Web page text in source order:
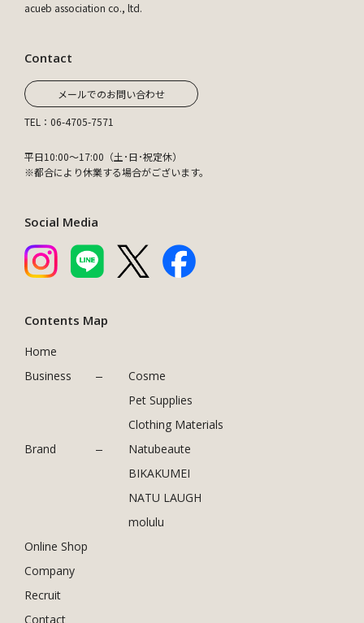
acueb association co., ltd.
Contact
メールでのお問い合わせ
TEL：06-4705-7571
平日10:00～17:00（土･日･祝定休）
※都合により休業する場合がございます。
Social Media
Contents Map
Home
Business
Cosme
Pet Supplies
Clothing Materials
Brand
Natubeaute
BIKAKUMEI
NATU LAUGH
molulu
Online Shop
Company
Recruit
Contact